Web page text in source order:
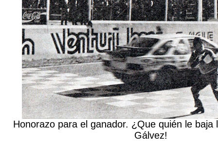
Honorazo para el ganador. ¿Que quién le baja
Gálvez!